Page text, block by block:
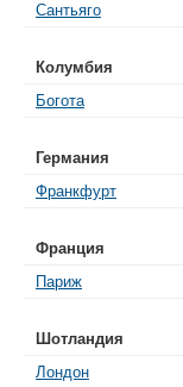
Сантьяго
Колумбия
Богота
Германия
Франкфурт
Франция
Париж
Шотландия
Лондон